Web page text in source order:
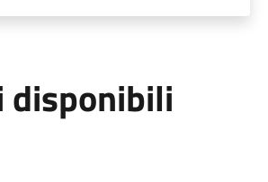
disponibili